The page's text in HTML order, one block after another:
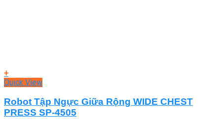
+
Quick View
Robot Tập Ngực Giữa Rộng WIDE CHEST
PRESS SP-4505